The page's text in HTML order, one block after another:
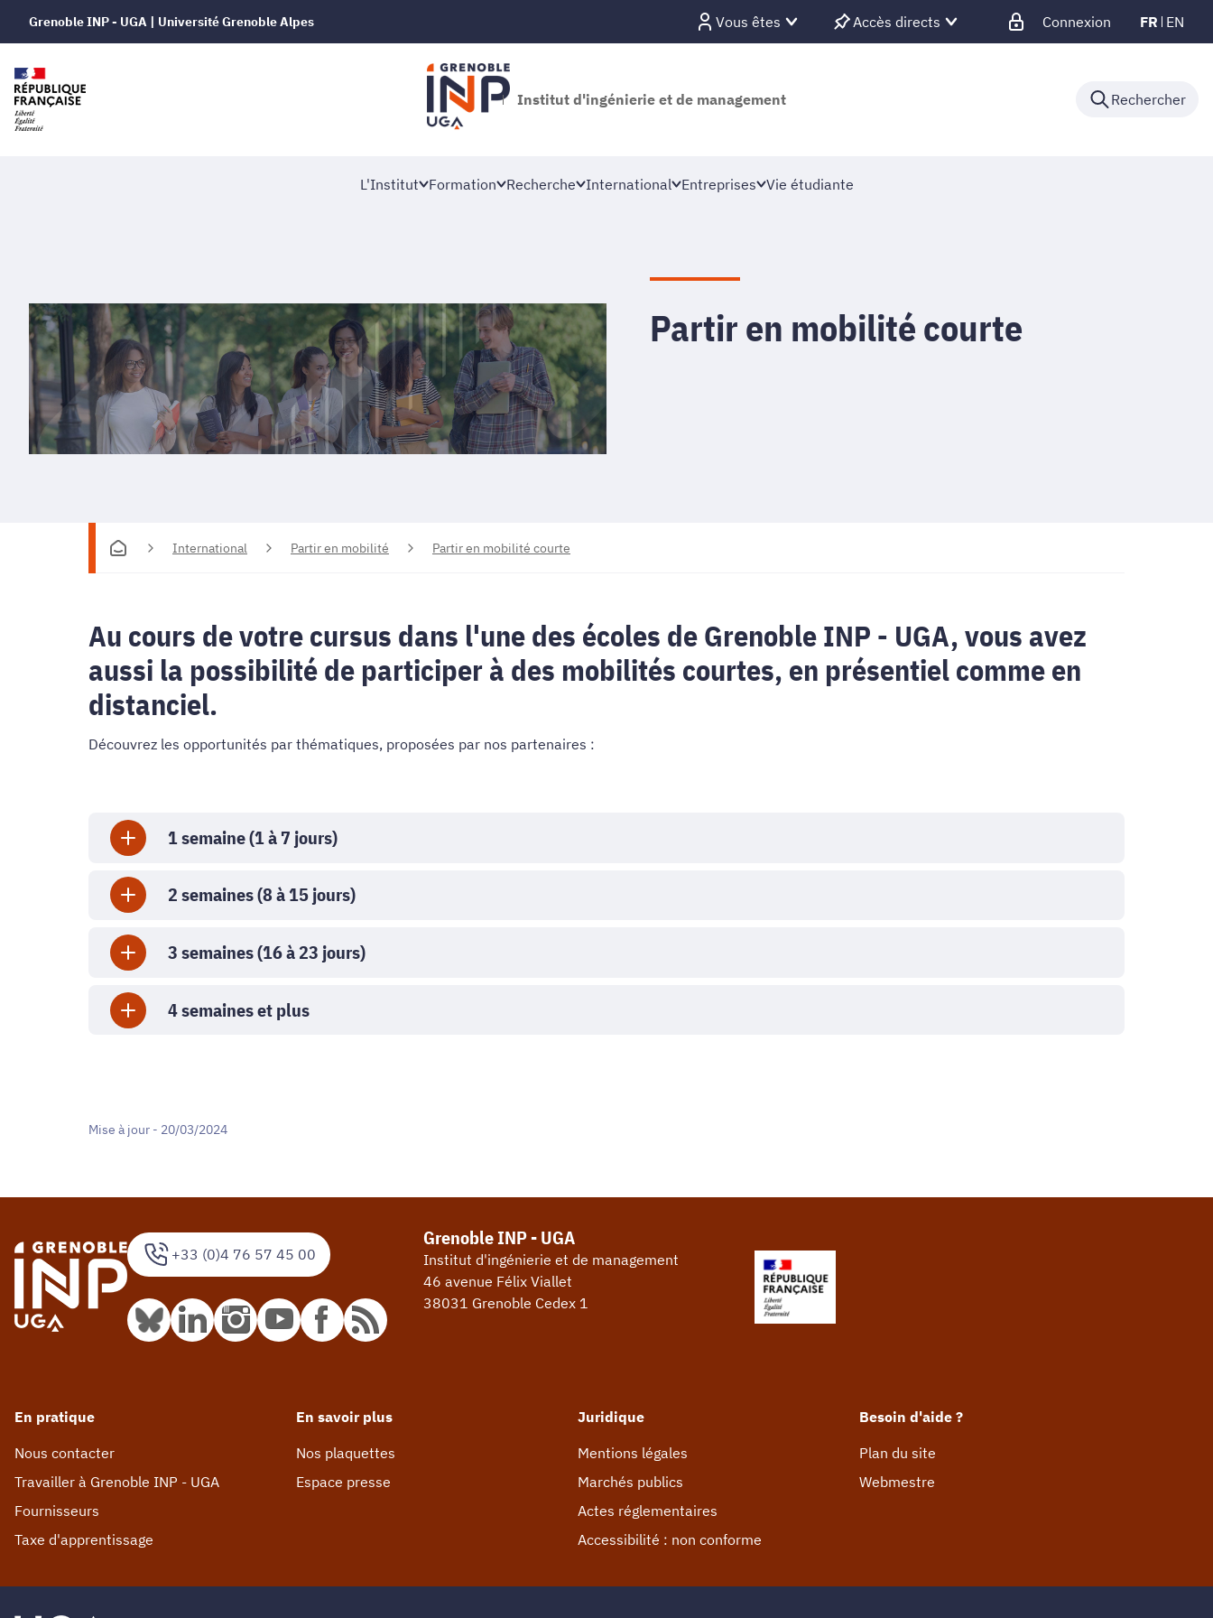
Grenoble INP - UGA | Université Grenoble Alpes Vous êtes Accès directs Connexion FR EN
Institut d'ingénierie et de management Rechercher
L'Institut Formation Recherche International Entreprises Vie étudiante
Partir en mobilité courte
International Partir en mobilité Partir en mobilité courte
Au cours de votre cursus dans l'une des écoles de Grenoble INP - UGA, vous avez
aussi la possibilité de participer à des mobilités courtes, en présentiel comme en
distanciel.
Découvrez les opportunités par thématiques, proposées par nos partenaires :
1 semaine (1 à 7 jours)
2 semaines (8 à 15 jours)
3 semaines (16 à 23 jours)
4 semaines et plus
Mise à jour - 20/03/2024
+33 (0)4 76 57 45 00
Grenoble INP - UGA
Institut d'ingénierie et de management
46 avenue Félix Viallet
38031 Grenoble Cedex 1
En pratique
Nous contacter
Travailler à Grenoble INP - UGA
Fournisseurs
Taxe d'apprentissage
En savoir plus
Nos plaquettes
Espace presse
Juridique
Mentions légales
Marchés publics
Actes réglementaires
Accessibilité : non conforme
Besoin d'aide ?
Plan du site
Webmestre